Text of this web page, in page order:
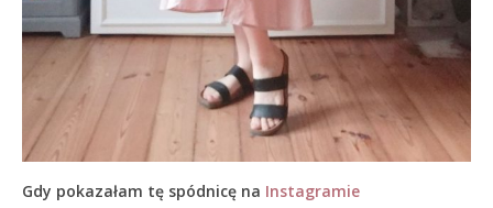
Gdy pokazałam tę spódnicę na Instagramie